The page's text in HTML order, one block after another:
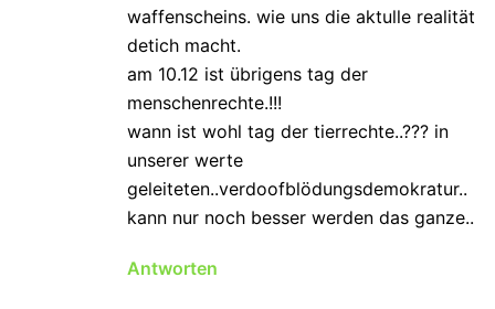
waffenscheins. wie uns die aktulle realität
detich macht.
am 10.12 ist übrigens tag der
menschenrechte.!!!
wann ist wohl tag der tierrechte..??? in
unserer werte
geleiteten..verdoofblödungsdemokratur..
kann nur noch besser werden das ganze..
Antworten